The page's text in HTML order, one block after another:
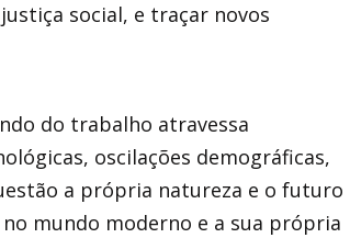
social, e traçar novos
do trabalho atravessa
oscilações demográficas,
a própria natureza e o futuro
mundo moderno e a sua própria